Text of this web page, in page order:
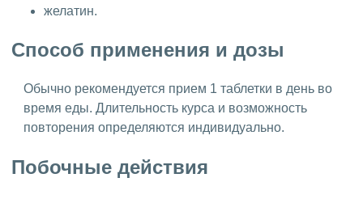
желатин.
Способ применения и дозы
Обычно рекомендуется прием 1 таблетки в день во
время еды. Длительность курса и возможность
повторения определяются индивидуально.
Побочные действия